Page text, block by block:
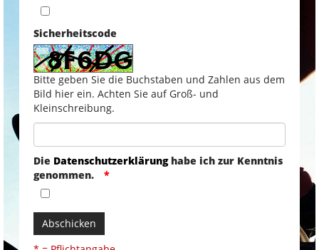
Sicherheitscode
Bitte geben Sie die Buchstaben und Zahlen aus dem
Bild hier ein. Achten Sie auf Groß- und
Kleinschreibung.
Die Datenschutzerklärunghabe ich zur Kenntnis
genommen.
Abschicken